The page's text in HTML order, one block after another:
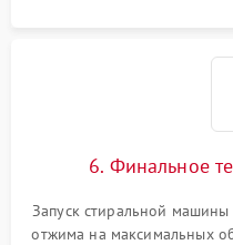
6. Финальное
Запуск стиральной
отжима на максимальных